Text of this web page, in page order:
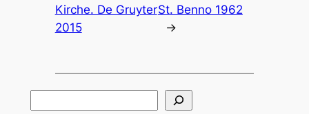
Kirche. De Gruyter
2015
St. Benno 1962
→